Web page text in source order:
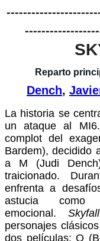
Reparto
Dench,
La historia se
un ataque al
complot del
Bardem), decidido
a M (Judi
traicionado.
enfrenta a
astucia
emocional. Skyfall
personajes
dos películas: Q